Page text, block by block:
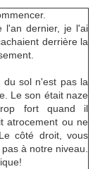
l'an dernier, je l'ai
derrière la
du sol n'est pas la
Le son était naze
fort quand il
atrocement ou ne
côté droit, vous
à notre niveau.